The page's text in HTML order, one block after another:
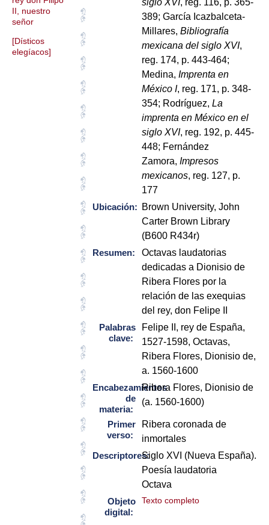
II, nuestro
señor
[Dísticos
elegíacos]
389; García Icazbalceta-
Millares,Bibliografía
mexicana del siglo XVI,
reg. 174, p. 443-464;
Medina,Imprenta en
México I, reg. 171, p. 348-
354; Rodríguez,La
imprenta en México en el
siglo XVI, reg. 192, p. 445-
448; Fernández
Zamora,Impresos
mexicanos, reg. 127, p.
177
Ubicación: Brown University, John
Carter Brown Library
(B600 R434r)
Resumen:
Octavas laudatorias
dedicadas a Dionisio de
Ribera Flores por la
relación de las exequias
del rey, don Felipe II
Palabras
clave:
Felipe II, rey de España,
1527-1598, Octavas,
Ribera Flores, Dionisio de,
a. 1560-1600
Encabezamientos
de
materia:
Ribera Flores, Dionisio de
(a. 1560-1600)
Primer
verso:
Ribera coronada de
inmortales
Descriptores:Siglo XVI (Nueva España).
Poesía laudatoria
Octava
Objeto
digital:
Texto completo